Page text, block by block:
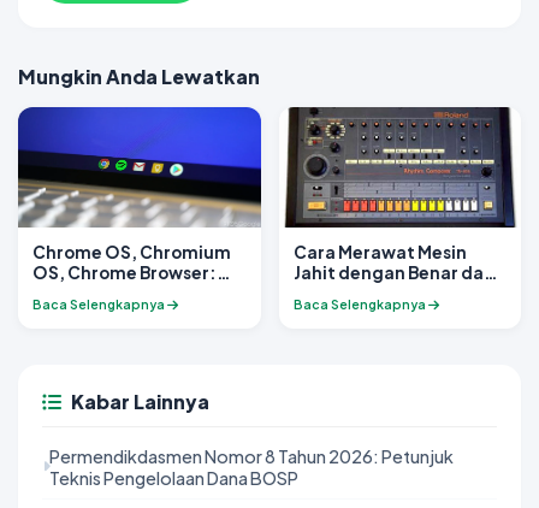
Mungkin Anda Lewatkan
Chrome OS, Chromium
OS, Chrome Browser:
Baca Selengkapnya
Cara Merawat Mesin
Jahit dengan Benar dan
Baca Selengkapnya
Kabar Lainnya
Permendikdasmen Nomor 8 Tahun 2026: Petunjuk
Teknis Pengelolaan Dana BOSP